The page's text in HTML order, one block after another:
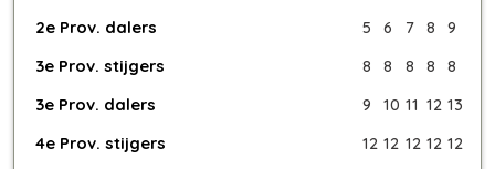
2e Prov. dalers
5 6 7 8
9
3e Prov. stijgers
8 8 8 8
8
3e Prov. dalers
9 10 11 12 13
4e Prov. stijgers
12 12 12 12 12